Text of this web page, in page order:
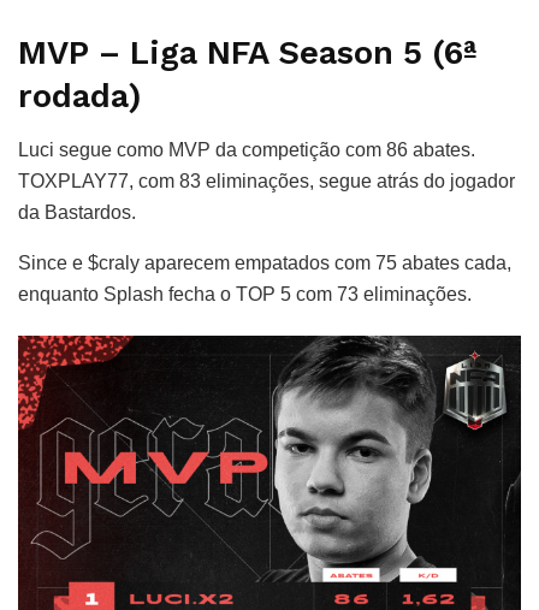
MVP – Liga NFA Season 5 (6ª
rodada)
Luci segue como MVP da competição com 86 abates.
TOXPLAY77, com 83 eliminações, segue atrás do jogador
da Bastardos.
Since e $craly aparecem empatados com 75 abates cada,
enquanto Splash fecha o TOP 5 com 73 eliminações.